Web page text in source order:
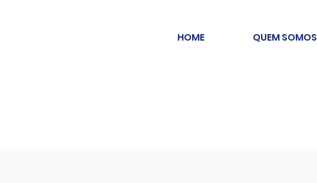
HOME QUEM SOMOS